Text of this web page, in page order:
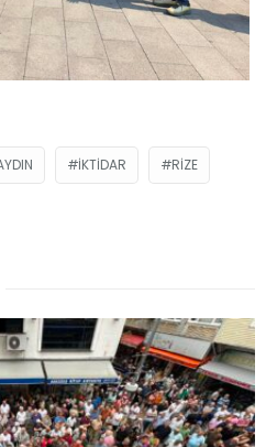
IKTIDAR RIZE